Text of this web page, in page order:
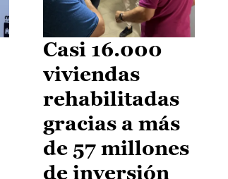
Casi 16.000
viviendas
rehabilitadas
gracias a más
de 57 millones
de inversión